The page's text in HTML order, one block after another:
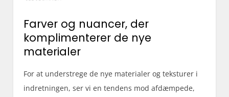
Farver og nuancer, der
komplimenterer de nye
materialer
For at understrege de nye materialer og teksturer i
indretningen, ser vi en tendens mod afdæmpede,